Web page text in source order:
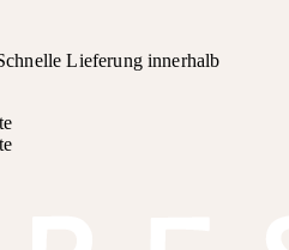
Lieferung innerhalb